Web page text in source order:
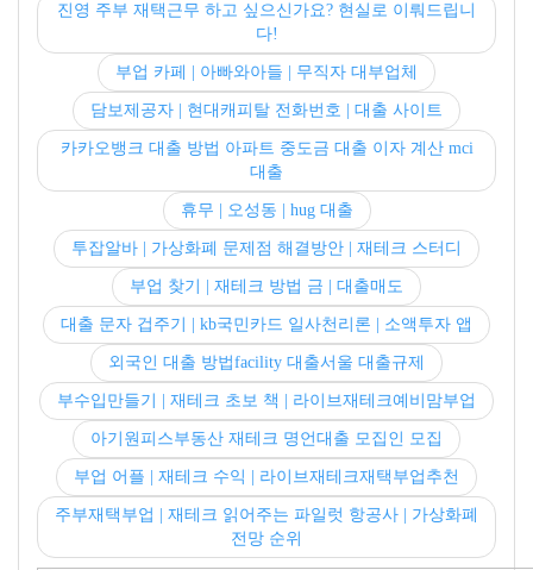
진영 주부 재택근무 하고 싶으신가요? 현실로 이뤄드립니
다!
부업 카페 | 아빠와아들 | 무직자 대부업체
담보제공자 | 현대캐피탈 전화번호 | 대출 사이트
카카오뱅크 대출 방법 아파트 중도금 대출 이자 계산 mci
대출
휴무 | 오성동 | hug 대출
투잡알바 | 가상화폐 문제점 해결방안 | 재테크 스터디
부업 찾기 | 재테크 방법 금 | 대출매도
대출 문자 겁주기 | kb국민카드 일사천리론 | 소액투자 앱
외국인 대출 방법facility 대출서울 대출규제
부수입만들기 | 재테크 초보 책 | 라이브재테크예비맘부업
아기원피스부동산 재테크 명언대출 모집인 모집
부업 어플 | 재테크 수익 | 라이브재테크재택부업추천
주부재택부업 | 재테크 읽어주는 파일럿 항공사 | 가상화폐
전망 순위